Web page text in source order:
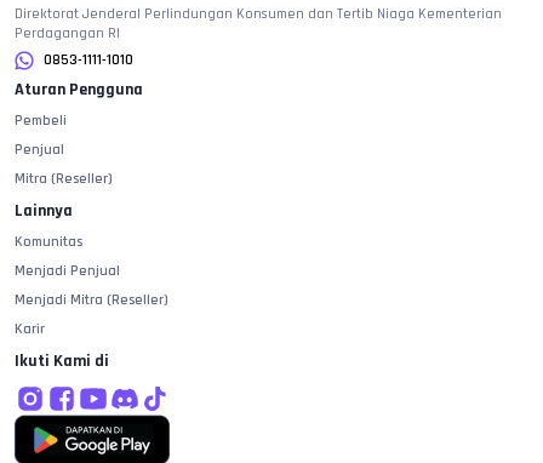
Direktorat Jenderal Perlindungan Konsumen dan Tertib Niaga Kementerian
Perdagangan RI
0853-1111-1010
Aturan Pengguna
Pembeli
Penjual
Mitra (Reseller)
Lainnya
Komunitas
Menjadi Penjual
Menjadi Mitra (Reseller)
Karir
Ikuti Kami di